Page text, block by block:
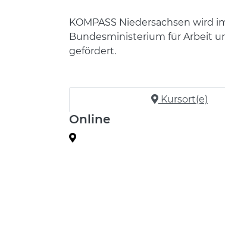
KOMPASS Niedersachsen wird
Bundesministerium für Arbeit
gefördert.
Kursort(e)
Online